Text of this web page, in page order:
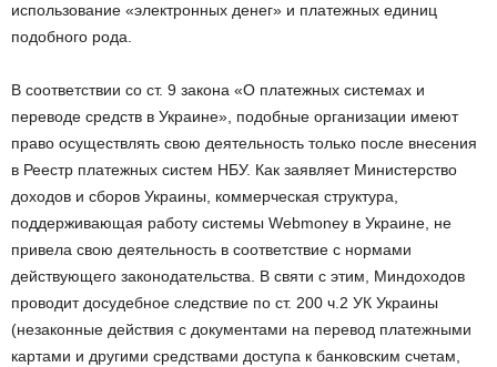
использование «электронных денег» и платежных единиц
подобного рода.
В соответствии со ст. 9 закона «О платежных системах и
переводе средств в Украине», подобные организации имеют
право осуществлять свою деятельность только после внесения
в Реестр платежных систем НБУ. Как заявляет Министерство
доходов и сборов Украины, коммерческая структура,
поддерживающая работу системы Webmoney в Украине, не
привела свою деятельность в соответствие с нормами
действующего законодательства. В святи с этим, Миндоходов
проводит досудебное следствие по ст. 200 ч.2 УК Украины
(незаконные действия с документами на перевод платежными
картами и другими средствами доступа к банковским счетам,